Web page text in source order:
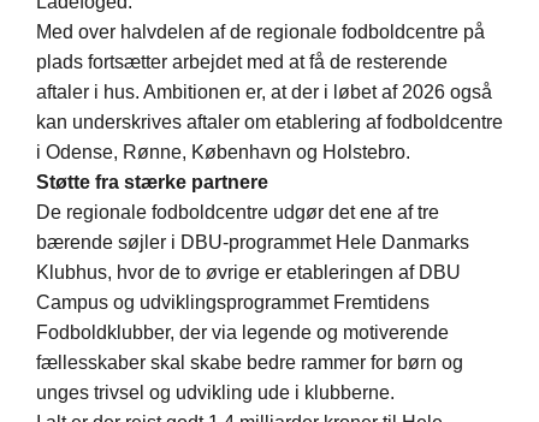
Med over halvdelen af de regionale fodboldcentre på
plads fortsætter arbejdet med at få de resterende
aftaler i hus. Ambitionen er, at der i løbet af 2026 også
kan underskrives aftaler om etablering af fodboldcentre
i Odense, Rønne, København og Holstebro.
Støtte fra stærke partnere
De regionale fodboldcentre udgør det ene af tre
bærende søjler i DBU-programmet Hele Danmarks
Klubhus, hvor de to øvrige er etableringen af DBU
Campus og udviklingsprogrammet Fremtidens
Fodboldklubber, der via legende og motiverende
fællesskaber skal skabe bedre rammer for børn og
unges trivsel og udvikling ude i klubberne.